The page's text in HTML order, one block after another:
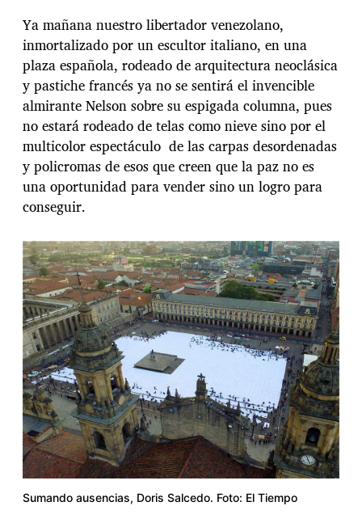
Ya mañana nuestro libertador venezolano,
inmortalizado por un escultor italiano, en una
plaza española, rodeado de arquitectura neoclásica
y pastiche francés ya no se sentirá el invencible
almirante Nelson sobre su espigada columna, pues
no estará rodeado de telas como nieve sino por el
multicolor espectáculo de las carpas desordenadas
y policromas de esos que creen que la paz no es
una oportunidad para vender sino un logro para
conseguir.
Sumando ausencias, Doris Salcedo. Foto: El Tiempo